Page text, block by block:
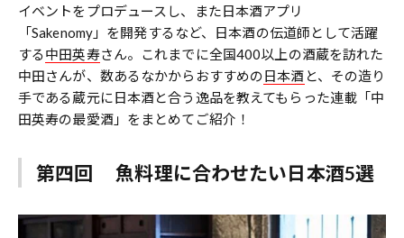
イベントをプロデュースし、また日本酒アプリ
「Sakenomy」を開発するなど、日本酒の伝道師として活躍
する中田英寿さん。これまでに全国400以上の酒蔵を訪れた
中田さんが、数あるなかからおすすめの日本酒 と、その造り
手である蔵元に日本酒と合う逸品を教えてもらった連載「中
田英寿の最愛酒」をまとめてご紹介！
第四回 魚料理に合わせたい日本酒5選